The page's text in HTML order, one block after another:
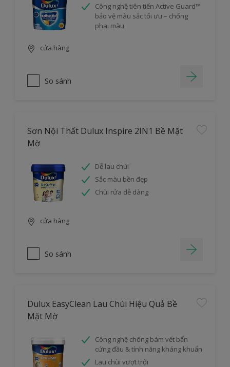
Công nghệ tiên tiến Active Guard™
bảo vệ màu sắc tối ưu – chống
phai màu
cửa hàng
So sánh
Sơn Nội Thất Dulux Inspire 2IN1 Bề Mặt
Mờ
Dễ lau chùi
Sắc màu bền đẹp
Chùi rửa dễ dàng
cửa hàng
So sánh
Dulux EasyClean Lau Chùi Hiệu Quả Bề
Mặt Mờ
Công nghệ chống bám vết bẩn
cứng đầu & tính năng kháng khuẩn
Lau chùi vượt trội